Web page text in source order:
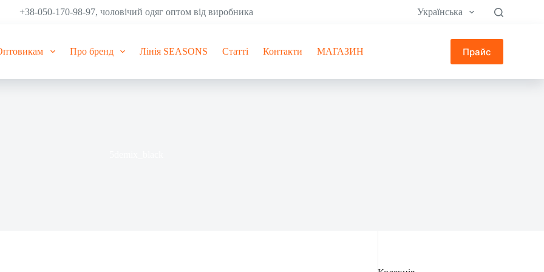
+38-050-170-98-97, чоловічий одяг оптом від виробника Українська
Про бренд Лінія SEASONS Статті Контакти МАГАЗИН Прайс